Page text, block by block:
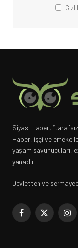
Siyasi Haber,
Haber, işçi ve
yaşam savunucuları,
yanadır.
Devletten ve
Facebook
X